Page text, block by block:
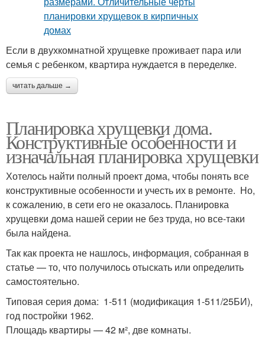
Если в двухкомнатной хрущевке проживает пара или
семья с ребенком, квартира нуждается в переделке.
читать дальше →
Планировка хрущевки дома.
Конструктивные особенности и
изначальная планировка хрущевки
Хотелось найти полный проект дома, чтобы понять все
конструктивные особенности и учесть их в ремонте. Но,
к сожалению, в сети его не оказалось. Планировка
хрущевки дома нашей серии не без труда, но все-таки
была найдена.
Так как проекта не нашлось, информация, собранная в
статье — то, что получилось отыскать или определить
самостоятельно.
Типовая серия дома: 1-511 (модификация 1-511/25БИ),
год постройки 1962.
Площадь квартиры — 42 м², две комнаты.